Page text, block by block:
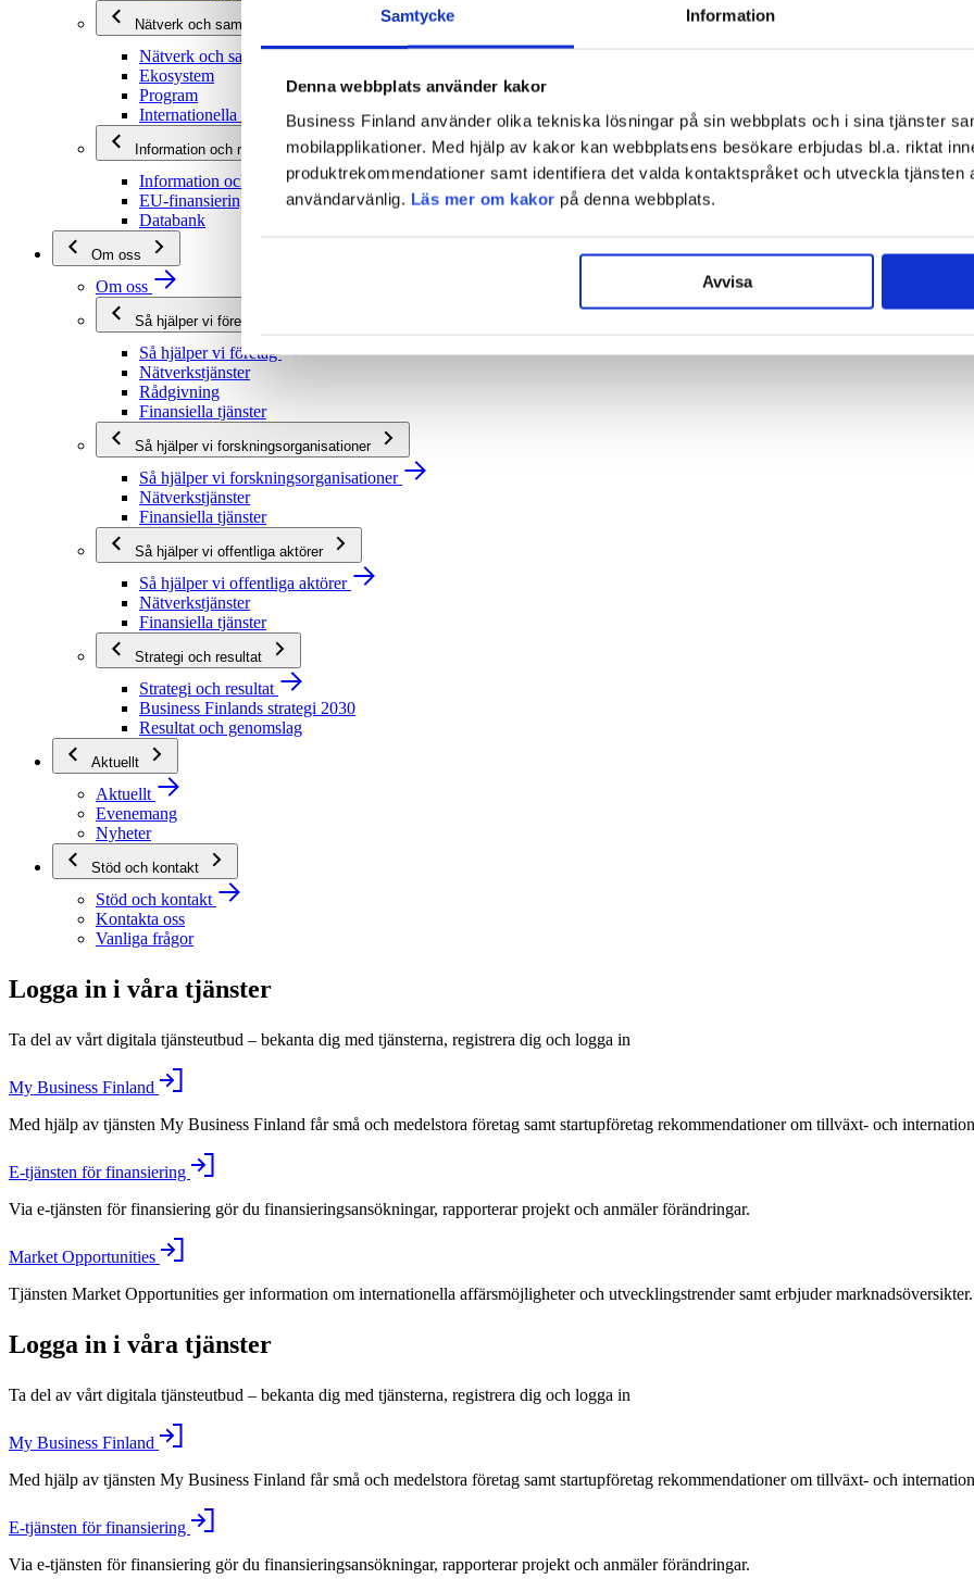
Samtycke Information
Denna webbplats använder kakor
Business Finland använder olika tekniska lösningar på sin webbplats och i sina tjänster
mobilapplikationer. Med hjälp av kakor kan webbplatsens besökare erbjudas bl.a. riktat
produktrekommendationer samt identifiera det valda kontaktspråket och utveckla tjänsten
användarvänlig. Läs mer om kakor på denna webbplats.
Avvisa
Nätverk och samarbete
Nätverk och samarbete
Ekosystem
Program
Internationella program och nätverk
Information och rådgivning
Information och rådgivning
EU-finansieringsrådgivning
Databank
Om oss
Om oss
Så hjälper vi företag
Så hjälper vi företag
Nätverkstjänster
Rådgivning
Finansiella tjänster
Så hjälper vi forskningsorganisationer
Så hjälper vi forskningsorganisationer
Nätverkstjänster
Finansiella tjänster
Så hjälper vi offentliga aktörer
Så hjälper vi offentliga aktörer
Nätverkstjänster
Finansiella tjänster
Strategi och resultat
Strategi och resultat
Business Finlands strategi 2030
Resultat och genomslag
Aktuellt
Aktuellt
Evenemang
Nyheter
Stöd och kontakt
Stöd och kontakt
Kontakta oss
Vanliga frågor
Logga in i våra tjänster
Ta del av vårt digitala tjänsteutbud – bekanta dig med tjänsterna, registrera dig och logga in
My Business Finland
Med hjälp av tjänsten My Business Finland får små och medelstora företag samt startupföretag rekommendationer om tillväxt- och
E-tjänsten för finansiering
Via e-tjänsten för finansiering gör du finansieringsansökningar, rapporterar projekt och anmäler förändringar.
Market Opportunities
Tjänsten Market Opportunities ger information om internationella affärsmöjligheter och utvecklingstrender samt erbjuder marknadsöversikter.
Logga in i våra tjänster
Ta del av vårt digitala tjänsteutbud – bekanta dig med tjänsterna, registrera dig och logga in
My Business Finland
Med hjälp av tjänsten My Business Finland får små och medelstora företag samt startupföretag rekommendationer om tillväxt- och
E-tjänsten för finansiering
Via e-tjänsten för finansiering gör du finansieringsansökningar, rapporterar projekt och anmäler förändringar.